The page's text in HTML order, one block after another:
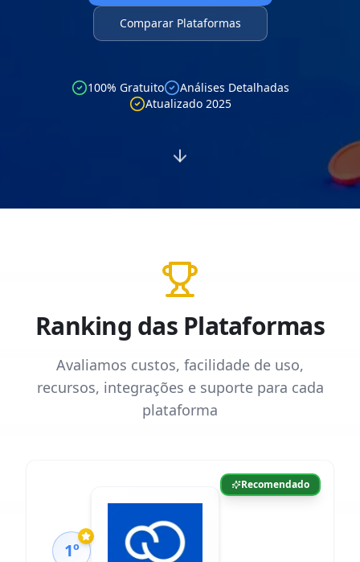
Comparar Plataformas
100% Gratuito
Análises Detalhadas
Atualizado 2025
Ranking das Plataformas
Avaliamos custos, facilidade de uso,
recursos, integrações e suporte para cada
plataforma
Recomendado
1º